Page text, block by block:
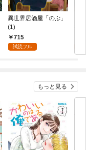
異世界居酒屋「のぶ」
(1)
715
試読フル
描
もっと見る